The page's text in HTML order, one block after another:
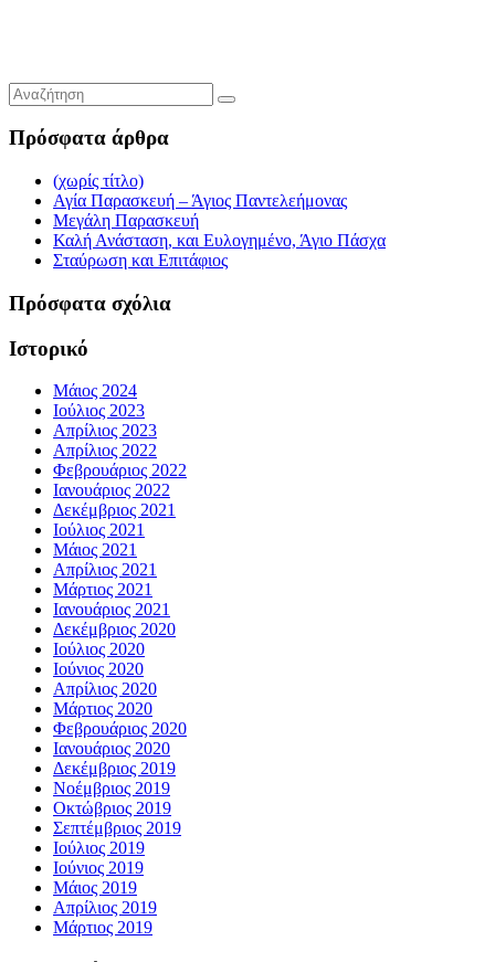
Πρόσφατα άρθρα
(χωρίς τίτλο)
Αγία Παρασκευή – Άγιος Παντελεήμονας
Μεγάλη Παρασκευή
Καλή Ανάσταση, και Ευλογημένο, Άγιο Πάσχα
Σταύρωση και Επιτάφιος
Πρόσφατα σχόλια
Ιστορικό
Μάιος 2024
Ιούλιος 2023
Απρίλιος 2023
Απρίλιος 2022
Φεβρουάριος 2022
Ιανουάριος 2022
Δεκέμβριος 2021
Ιούλιος 2021
Μάιος 2021
Απρίλιος 2021
Μάρτιος 2021
Ιανουάριος 2021
Δεκέμβριος 2020
Ιούλιος 2020
Ιούνιος 2020
Απρίλιος 2020
Μάρτιος 2020
Φεβρουάριος 2020
Ιανουάριος 2020
Δεκέμβριος 2019
Νοέμβριος 2019
Οκτώβριος 2019
Σεπτέμβριος 2019
Ιούλιος 2019
Ιούνιος 2019
Μάιος 2019
Απρίλιος 2019
Μάρτιος 2019